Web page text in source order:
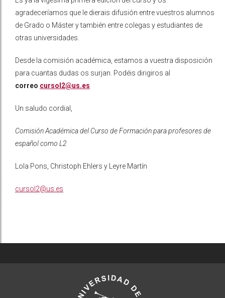
agradeceríamos que le dierais difusión entre vuestros alumnos
de Grado o Máster y también entre colegas y estudiantes de
otras universidades.
Desde la comisión académica, estamos a vuestra disposición
para cuantas dudas os surjan. Podéis dirigiros al
correo cursol2@us.es
Un saludo cordial,
Comisión Académica del Curso de Formación para profesores de
español como L2
Lola Pons, Christoph Ehlers y Leyre Martín
cursol2@us.es